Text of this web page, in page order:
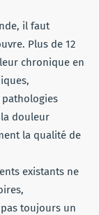
il faut
Plus de 12
chronique en
douleur
la qualité de
existants ne
toujours un